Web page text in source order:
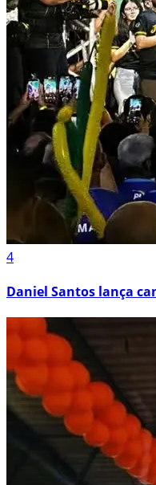
4
Daniel Santos lança